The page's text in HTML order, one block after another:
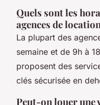
Quels sont les
agences de
La plupart des
semaine et de 9h à
proposent des
clés sécurisée en
Peut-on louer une